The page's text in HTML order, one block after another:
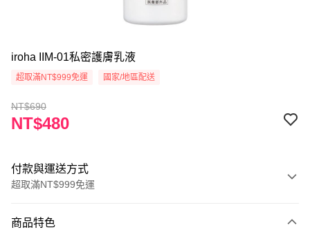
iroha IIM-01私密護膚乳液
超取滿NT$999免運 國家/地區配送
NT$690
NT$480
付款與運送方式
超取滿NT$999免運
信用卡一次付款
商品特色